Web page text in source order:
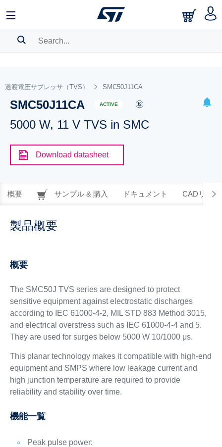
BOOKMARK
Pleaselog into show your saved searches.
過渡電圧サプレッサ（TVS） SMC50J11CA
SMC50J11CA ACTIVE
5000 W, 11 V TVS in SMC
Download datasheet
概要 サンプル & 購入 ドキュメント CADリソー
製品概要
概要
The SMC50J TVS series are designed to protect
sensitive equipment against electrostatic discharges
according to IEC 61000-4-2, MIL STD 883 Method 3015,
and electrical overstress such as IEC 61000-4-4 and 5.
They are used for surges below 5000 W 10/1000 μs.
This planar technology makes it compatible with high-end
equipment and SMPS where low leakage current and
high junction temperature are required to provide
reliability and stability over time.
機能一覧
Peak pulse power: